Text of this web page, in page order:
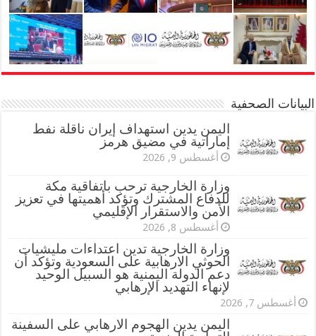
البيانات الصحفية
اليمن يدين استهداف إيران ناقلة نفط
إماراتية في مضيق هرمز
أغسطس 9, 2026
وزارة الخارجية ترحب باتفاقية مكة
للدفاع المشترك وتؤكد أهميتها في تعزيز
الأمن والاستقرار الإقليمي
أغسطس 8, 2026
وزارة الخارجية تدين اعتداءات مليشيات
الحوثي الارهابية على السعودية وتؤكد أن
دعم الدولة اليمنية هو السبيل الوحيد
لإنهاء التهديد الإرهابي
أغسطس 7, 2026
اليمن يدين الهجوم الارهابي على السفينة